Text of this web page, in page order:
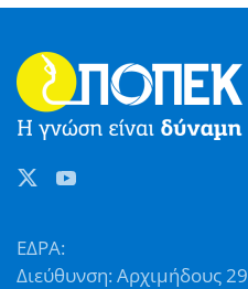
ΕΔΡΑ:
Διεύθυνση: Αρχιμήδους 29